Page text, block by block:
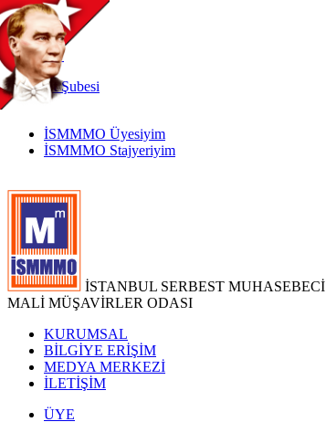
TR
|
EN
İnternetŞubesi
İSMMMO Üyesiyim
İSMMMO Stajyeriyim
İSTANBUL SERBEST MUHASEBECİ
MALİ MÜŞAVİRLER ODASI
KURUMSAL
BİLGİYE ERİŞİM
MEDYA MERKEZİ
İLETİŞİM
ÜYE